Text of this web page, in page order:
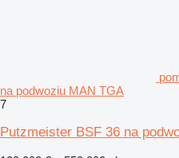
na podwoziu MAN TGA
7
Putzmeister BSF 36 na